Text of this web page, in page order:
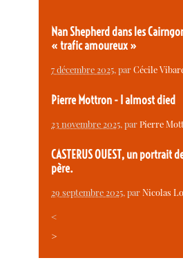
Nan Shepherd dans les
« trafic amoureux »
7 décembre 2025, parCécile
Pierre Mottron - I almost died
23 novembre 2025, parPierre
CASTERUS OUEST, un portrait
père.
29 septembre 2025, parNicolas
<
>